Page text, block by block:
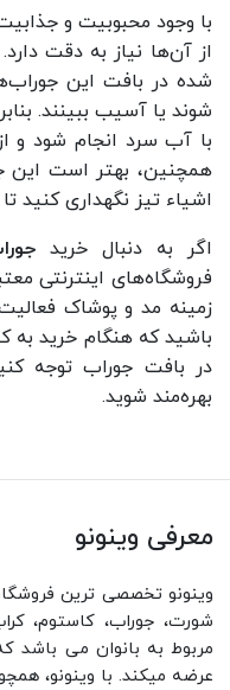
با وجود محبوبیت و
از آن‌ها نیاز به دقت
شده در بافت این
شوند یا آسیب ببینند.
با آب سرد انجام شود و
همچنین، بهتر است این
اشیاء تیز نگهداری کنید
اگر به دنبال خرید
فروشگاه‌های اینترنتی
زمینه مد و پوشاک
باشید که هنگام خرید
در بافت جوراب توجه
بهره‌مند شوید.
معرفی وینونو
وینونو تخصصی ترین
شورت، جوراب، کاستوم،
مربوط به بانوان می باشد
عرضه میکند. با وینونو،